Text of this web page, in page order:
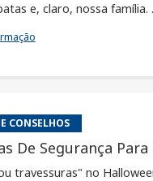
e, claro, nossa família.
CONSELHOS
De Segurança
travessuras" no